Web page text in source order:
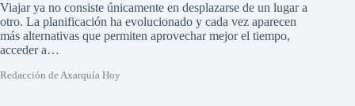
Viajar ya no consiste únicamente en desplazarse de un lugar a
otro. La planificación ha evolucionado y cada vez aparecen
más alternativas que permiten aprovechar mejor el tiempo,
acceder a…
Redacción de Axarquía Hoy